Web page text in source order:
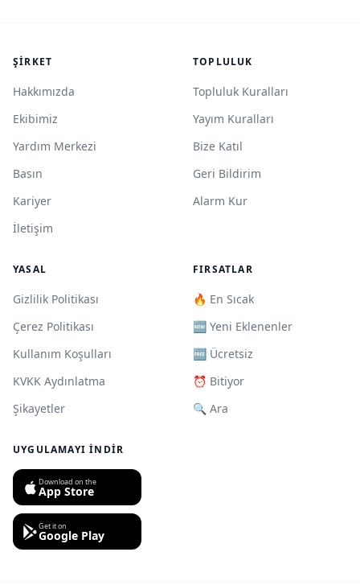
ŞIRKET
Hakkımızda
Ekibimiz
Yardım Merkezi
Basın
Kariyer
İletişim
TOPLULUK
Topluluk Kuralları
Yayım Kuralları
Bize Katıl
Geri Bildirim
Alarm Kur
YASAL
Gizlilik Politikası
Çerez Politikası
Kullanım Koşulları
KVKK Aydınlatma
Şikayetler
FIRSATLAR
🔥 En Sıcak
🆕 Yeni Eklenenler
🆓 Ücretsiz
⏰ Bitiyor
🔍 Ara
UYGULAMAYI İNDIR
Download on the
App Store
Get it on
Google Play